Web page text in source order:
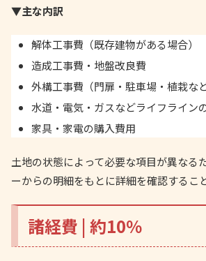
▼主な内訳
解体工事費（既存建物がある場合）
造成工事費・地盤改良費
外構工事費（門扉・駐車場・植栽など
水道・電気・ガスなどライフライン
家具・家電の購入費用
土地の状態によって必要な項目が異なる
ーからの明細をもとに詳細を確認するこ
諸経費 | 約10％